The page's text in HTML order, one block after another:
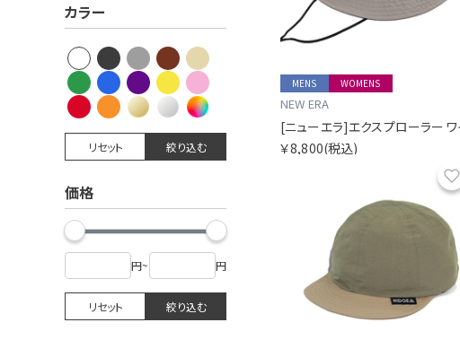
カラー
リセット 絞り込む
価格
円~ 円
リセット 絞り込む
MENS WOMENS
NEW ERA
￥8,800(税込)